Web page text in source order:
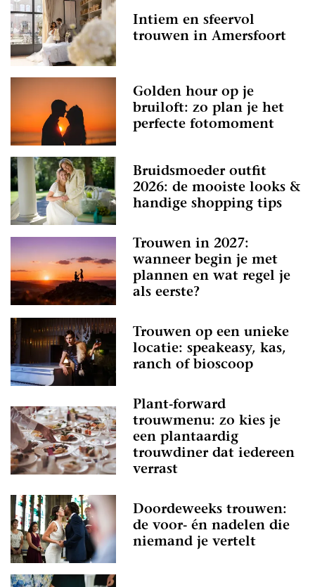
Intiem en sfeervol
trouwen in Amersfoort
Golden hour op je
bruiloft: zo plan je het
perfecte fotomoment
Bruidsmoeder outfit
2026: de mooiste looks &
handige shopping tips
Trouwen in 2027:
wanneer begin je met
plannen en wat regel je
als eerste?
Trouwen op een unieke
locatie: speakeasy, kas,
ranch of bioscoop
Plant-forward
trouwmenu: zo kies je
een plantaardig
trouwdiner dat iedereen
verrast
Doordeweeks trouwen:
de voor- én nadelen die
niemand je vertelt